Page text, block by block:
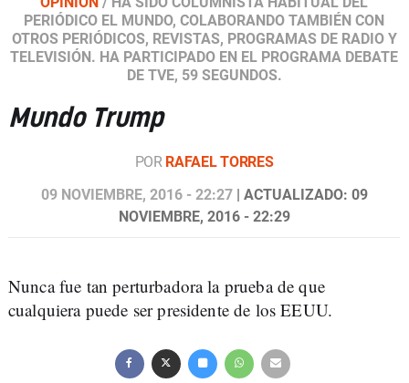
PERIÓDICO EL MUNDO, COLABORANDO TAMBIÉN CON
OTROS PERIÓDICOS, REVISTAS, PROGRAMAS DE RADIO Y
TELEVISIÓN. HA PARTICIPADO EN EL PROGRAMA DEBATE
DE TVE, 59 SEGUNDOS.
Mundo Trump
POR RAFAEL TORRES
09 NOVIEMBRE, 2016 - 22:27| ACTUALIZADO: 09
NOVIEMBRE, 2016 - 22:29
Nunca fue tan perturbadora la prueba de que
cualquiera puede ser presidente de los EEUU.